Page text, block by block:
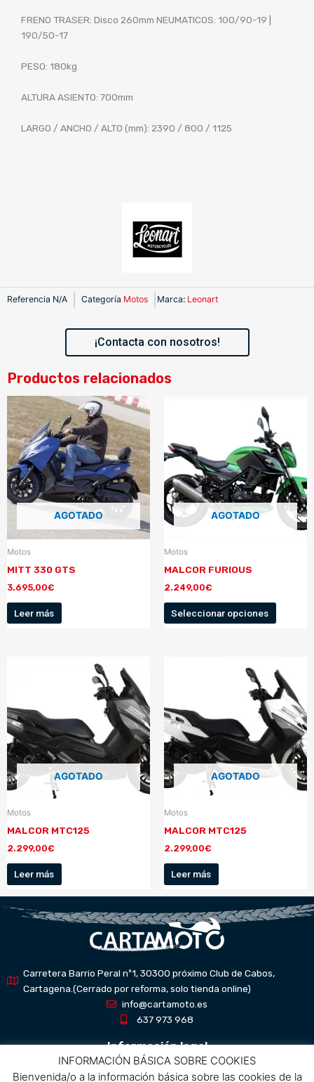
FRENO TRASER: Disco 260mm NEUMATICOS: 100/90-19 |
190/50-17
PESO: 180kg
ALTURA ASIENTO: 700mm
LARGO / ANCHO / ALTO (mm): 2390 / 800 / 1125
Referencia N/A Categoría Motos Marca: Leonart
¡Contacta con nosotros!
Productos relacionados
AGOTADO
Motos
MITT 330 GTS
3.695,00€
Leer más
AGOTADO
Motos
MALCOR FURIOUS
2.249,00€
Seleccionar opciones
AGOTADO
Motos
MALCOR MTC125
2.299,00€
Leer más
AGOTADO
Motos
MALCOR MTC125
2.299,00€
Leer más
Carretera Barrio Peral nº1, 30300 próximo Club de Cabos,
Cartagena.(Cerrado por reforma, solo tienda online)
info@cartamoto.es
637 973 968
Información legal
INFORMACIÓN BÁSICA SOBRE COOKIES
Bienvenida/o a la información básica sobre las cookies de la